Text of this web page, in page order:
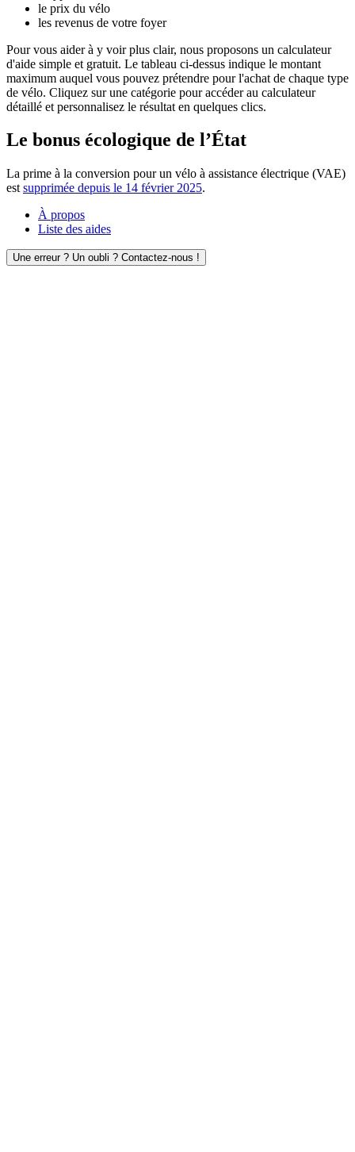
le prix du vélo
les revenus de votre foyer
Pour vous aider à y voir plus clair, nous proposons un calculateur
d'aide simple et gratuit. Le tableau ci-dessus indique le montant
maximum auquel vous pouvez prétendre pour l'achat de chaque type
de vélo. Cliquez sur une catégorie pour accéder au calculateur
détaillé et personnalisez le résultat en quelques clics.
Le bonus écologique de l’État
La prime à la conversion pour un vélo à assistance électrique (VAE)
est supprimée depuis le 14 février 2025.
À propos
Liste des aides
Une erreur ? Un oubli ? Contactez-nous !